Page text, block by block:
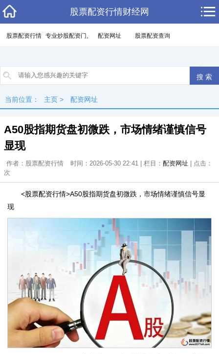
股票配资行情财经网
股票配资行情 专业炒股配资门户 配资网址 股票配资查询
当前位置： 主页 > 配资网址
A50股指期货盘初微跌，市场情绪谨慎信号
显现
作者：股票配资行情 时间：2026-05-30 22:41 | 栏目： 配资网址 | 点击：
次
<股票配资行情>A50股指期货盘初微跌，市场情绪谨慎信号显
现